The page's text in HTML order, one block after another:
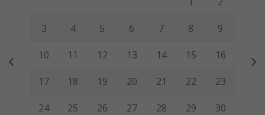
3 4 5 6 7 8 9
10 11 12 13 14 15 16
17 18 19 20 21 22 23
24 25 26 27 28 29 30